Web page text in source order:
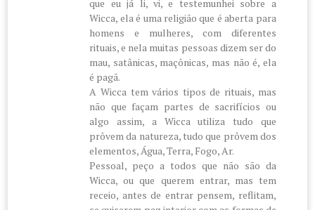
que eu já li, vi, e testemunhei sobre a
Wicca, ela é uma religião que é aberta para
homens e mulheres, com diferentes
rituais, e nela muitas pessoas dizem ser do
mau, satânicas, maçônicas, mas não é, ela
é pagã.
A Wicca tem vários tipos de rituais, mas
não que façam partes de sacrifícios ou
algo assim, a Wicca utiliza tudo que
prôvem da natureza, tudo que prôvem dos
elementos, Água, Terra, Fogo, Ar.
Pessoal, peço a todos que não são da
Wicca, ou que querem entrar, mas tem
receio, antes de entrar pensem, reflitam,